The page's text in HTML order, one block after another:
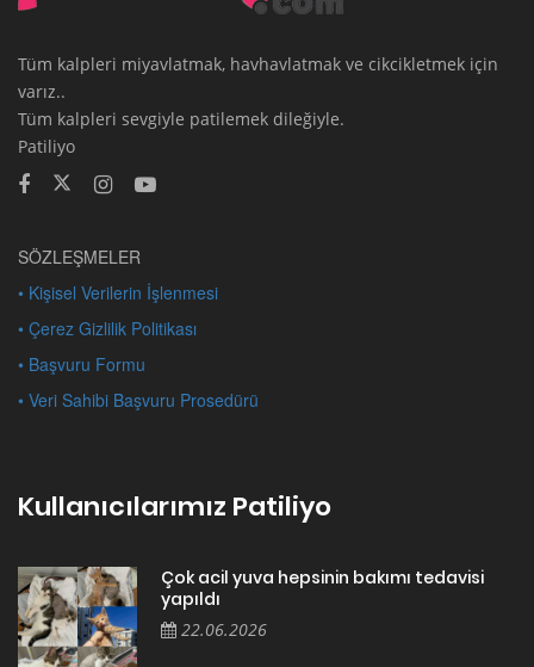
Tüm kalpleri miyavlatmak, havhavlatmak ve cikcikletmek için
varız..
Tüm kalpleri sevgiyle patilemek dileğiyle.
Patiliyo
SÖZLEŞMELER
• Kişisel Verilerin İşlenmesi
• Çerez Gizlilik Politikası
• Başvuru Formu
• Veri Sahibi Başvuru Prosedürü
Kullanıcılarımız Patiliyo
Çok acil yuva hepsinin bakımı tedavisi
yapıldı
22.06.2026